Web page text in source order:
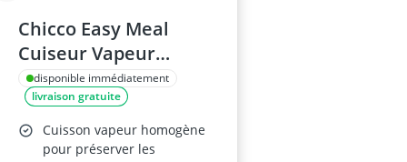
Chicco Easy Meal
Cuiseur Vapeur
Multifonction
disponible immédiatement
livraison gratuite
Cuisson vapeur homogène
pour préserver les